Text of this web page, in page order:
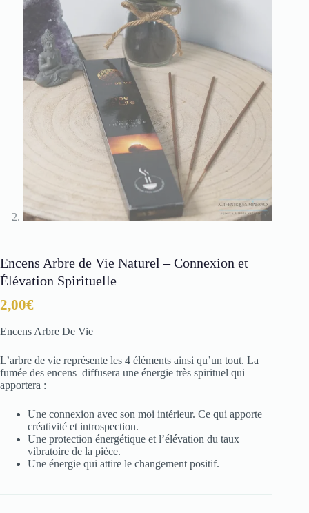
Encens Arbre de Vie Naturel – Connexion et
Élévation Spirituelle
2,00€
Encens Arbre De Vie
L’arbre de vie représente les 4 éléments ainsi qu’un tout. La
fumée des encens diffusera une énergie très spirituel qui
apportera :
Une connexion avec son moi intérieur. Ce qui apporte
créativité et introspection.
Une protection énergétique et l’élévation du taux
vibratoire de la pièce.
Une énergie qui attire le changement positif.